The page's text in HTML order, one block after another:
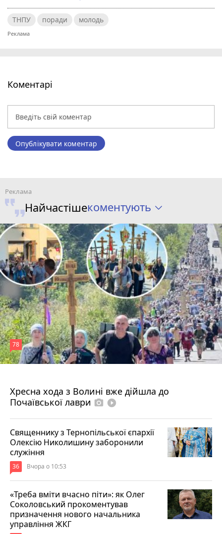
ТНПУ поради молодь
Коментарі
Опублікувати коментар
Найчастішекоментують
Хресна хода з Волині вже дійшла до
Почаївської лаври photo_camera play_circle_filled
78
Священнику з Тернопільської єпархії
Олексію Николишину заборонили
служіння
36 Вчора о 10:53
«Треба вміти вчасно піти»: як Олег
Соколовський прокоментував
призначення нового начальника
управління ЖКГ